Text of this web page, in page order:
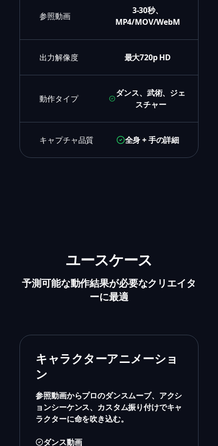
参照動画
3-30秒、
MP4/MOV/WebM
出力解像度 最大720p HD
動作タイプ
ダンス、武術、ジェ
スチャー
キャプチャ品質 全身 + 手の詳細
ユースケース
予測可能な動作結果が必要なクリエイタ
ーに最適
キャラクターアニメーショ
ン
参照動画からプロのダンスムーブ、アクシ
ョンシーケンス、カスタム振り付けでキャ
ラクターに命を吹き込む。
ダンス動画